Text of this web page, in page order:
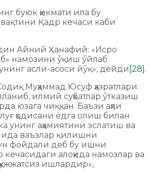
буюк ҳикмати ила бу
Қадр кечаси каби
Айний Ҳанафий: «Исро
намозини ўқиш ўйлаб
асли-асоси йўқ», дейди [28] .
Муҳаммад Юсуф ҳазратлари:
илмий суҳбатлар ўтказиш
юзага чиққан. Баъзи аҳли
ҳодисани ёдга олиш билан
унинг аҳамиятини эслатиш ва
ваъзлар қилишни
фойдали деб бу ишни
кечасидаги алоҳида намозлар ва
ишлардир»,